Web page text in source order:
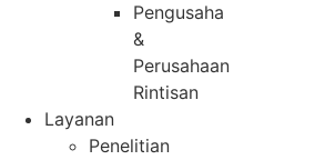
Pengusaha
&
Perusahaan
Rintisan
Layanan
Penelitian